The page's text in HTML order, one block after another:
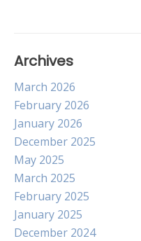
Archives
March 2026
February 2026
January 2026
December 2025
May 2025
March 2025
February 2025
January 2025
December 2024